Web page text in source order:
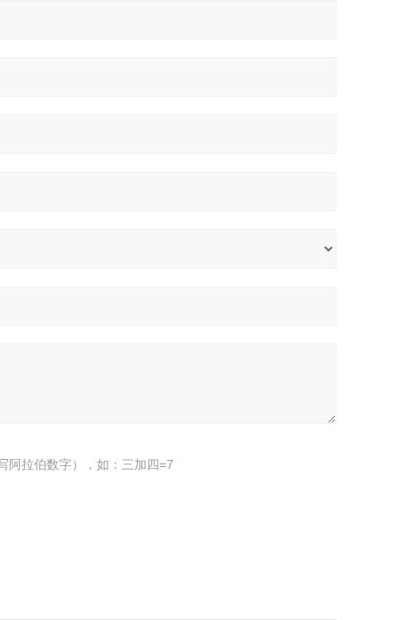
阿拉伯数字），如：三加四=7